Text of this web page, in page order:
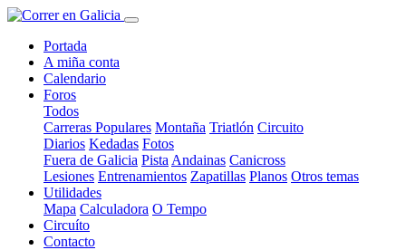
Portada
A miña conta
Calendario
Foros
Todos
Carreras Populares Montaña Triatlón Circuito
Diarios Kedadas Fotos
Fuera de Galicia Pista Andainas Canicross
Lesiones Entrenamientos Zapatillas Planos Otros temas
Utilidades
Mapa Calculadora O Tempo
Circuíto
Contacto